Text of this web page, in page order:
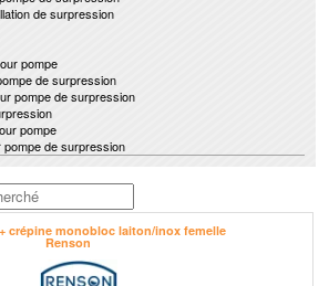
de surpression
pompe
de surpression
pompe de surpression
pompe
pompe de surpression